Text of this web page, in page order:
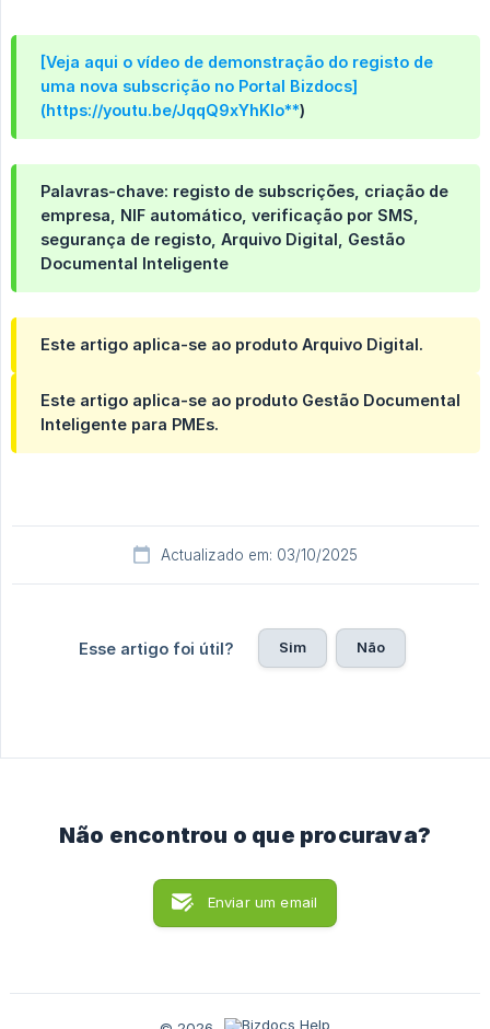
[Veja aqui o vídeo de demonstração do registo de
uma nova subscrição no Portal Bizdocs]
(https://youtu.be/JqqQ9xYhKlo**)
Palavras-chave: registo de subscrições, criação de
empresa, NIF automático, verificação por SMS,
segurança de registo, Arquivo Digital, Gestão
Documental Inteligente
Este artigo aplica-se ao produto Arquivo Digital.
Este artigo aplica-se ao produto Gestão Documental
Inteligente para PMEs.
Actualizado em: 03/10/2025
Esse artigo foi útil? Sim Não
Não encontrou o que procurava?
Enviar um email